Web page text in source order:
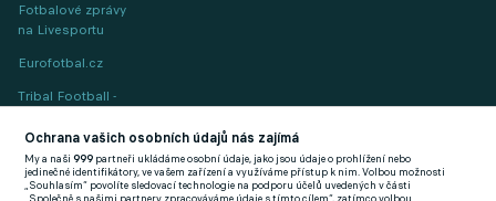
Fotbalové zprávy
na Livesportu
Eurofotbal.cz
Tribal Football -
(EN)
FlashFutbal (SK)
Ochrana vašich osobních údajů nás zajímá
My a naši999 partneři ukládáme osobní údaje, jako jsou údaje o prohlížení nebo
jedinečné identifikátory, ve vašem zařízení a využíváme přístup k nim. Volbou možnosti
„Souhlasím“ povolíte sledovací technologie na podporu účelů uvedených v části